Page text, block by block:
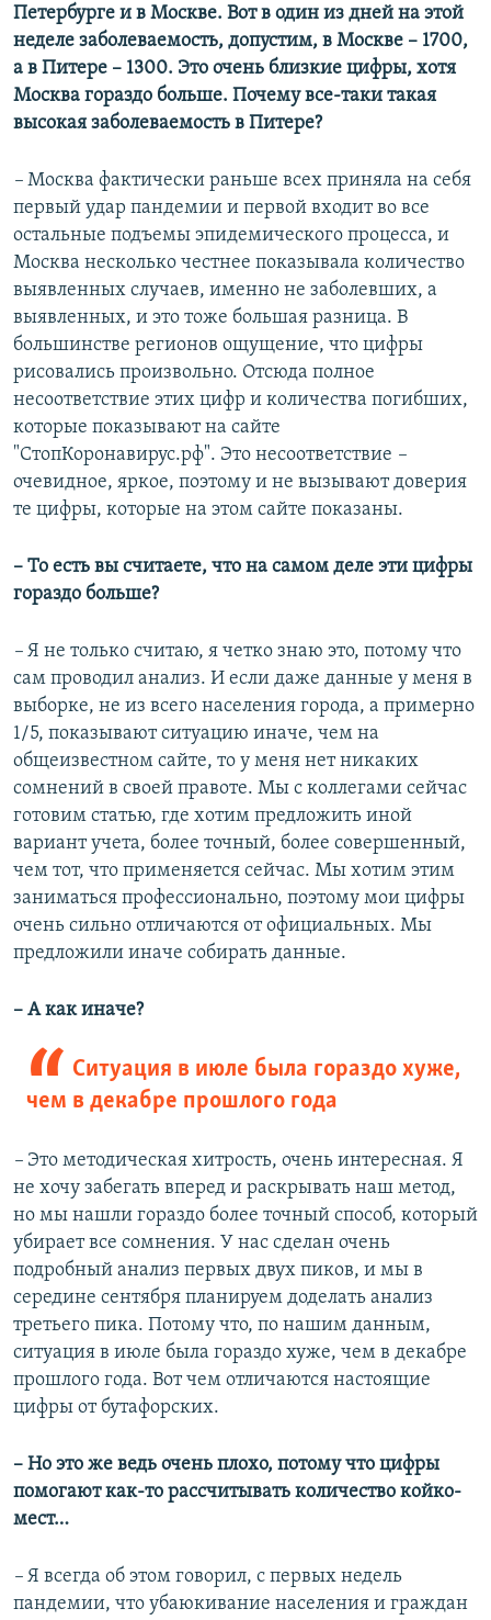
Петербурге и в Москве. Вот в один из дней на этой
неделе заболеваемость, допустим, в Москве – 1700,
а в Питере – 1300. Это очень близкие цифры, хотя
Москва гораздо больше. Почему все-таки такая
высокая заболеваемость в Питере?
– Москва фактически раньше всех приняла на себя
первый удар пандемии и первой входит во все
остальные подъемы эпидемического процесса, и
Москва несколько честнее показывала количество
выявленных случаев, именно не заболевших, а
выявленных, и это тоже большая разница. В
большинстве регионов ощущение, что цифры
рисовались произвольно. Отсюда полное
несоответствие этих цифр и количества погибших,
которые показывают на сайте
"СтопКоронавирус.рф". Это несоответствие –
очевидное, яркое, поэтому и не вызывают доверия
те цифры, которые на этом сайте показаны.
– То есть вы считаете, что на самом деле эти цифры
гораздо больше?
– Я не только считаю, я четко знаю это, потому что
сам проводил анализ. И если даже данные у меня в
выборке, не из всего населения города, а примерно
1/5, показывают ситуацию иначе, чем на
общеизвестном сайте, то у меня нет никаких
сомнений в своей правоте. Мы с коллегами сейчас
готовим статью, где хотим предложить иной
вариант учета, более точный, более совершенный,
чем тот, что применяется сейчас. Мы хотим этим
заниматься профессионально, поэтому мои цифры
очень сильно отличаются от официальных. Мы
предложили иначе собирать данные.
– А как иначе?
Ситуация в июле была гораздо хуже,
чем в декабре прошлого года
– Это методическая хитрость, очень интересная. Я
не хочу забегать вперед и раскрывать наш метод,
но мы нашли гораздо более точный способ, который
убирает все сомнения. У нас сделан очень
подробный анализ первых двух пиков, и мы в
середине сентября планируем доделать анализ
третьего пика. Потому что, по нашим данным,
ситуация в июле была гораздо хуже, чем в декабре
прошлого года. Вот чем отличаются настоящие
цифры от бутафорских.
– Но это же ведь очень плохо, потому что цифры
помогают как-то рассчитывать количество койко-
мест…
– Я всегда об этом говорил, с первых недель
пандемии, что убаюкивание населения и граждан